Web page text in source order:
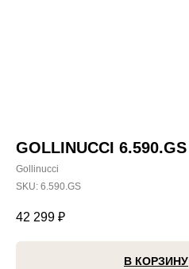
GOLLINUCCI 6.590.GS
Gollinucci
SKU: 6.590.GS
42 299 ₽
В КОРЗИНУ